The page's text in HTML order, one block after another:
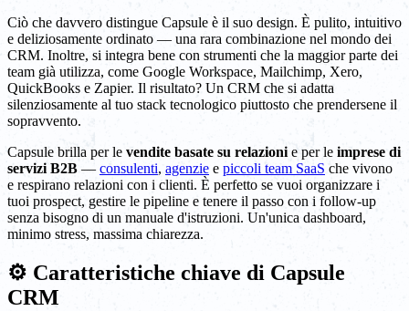
Ciò che davvero distingue Capsule è il suo design. È pulito, intuitivo
e deliziosamente ordinato — una rara combinazione nel mondo dei
CRM. Inoltre, si integra bene con strumenti che la maggior parte dei
team già utilizza, come Google Workspace, Mailchimp, Xero,
QuickBooks e Zapier. Il risultato? Un CRM che si adatta
silenziosamente al tuo stack tecnologico piuttosto che prendersene il
sopravvento.
Capsule brilla per le vendite basate su relazioni e per le imprese di
servizi B2B — consulenti, agenzie e piccoli team SaaS che vivono
e respirano relazioni con i clienti. È perfetto se vuoi organizzare i
tuoi prospect, gestire le pipeline e tenere il passo con i follow-up
senza bisogno di un manuale d'istruzioni. Un'unica dashboard,
minimo stress, massima chiarezza.
⚙️ Caratteristiche chiave di Capsule
CRM